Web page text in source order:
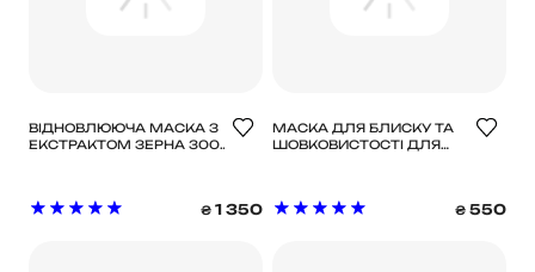
ВІДНОВЛЮЮЧА МАСКА З
ЕКСТРАКТОМ ЗЕРНА 300
₴ 1 350
МАСКА ДЛЯ БЛИСКУ ТА
ШОВКОВИСТОСТІ ДЛЯ
HUILE D'ETOILE SHINING
₴ 550